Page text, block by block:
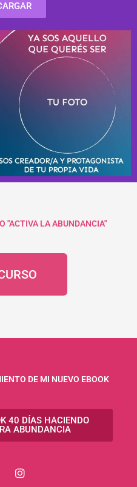
"ACTIVA LA ABUNDANCIA"
DE MI NUEVO EBOOK
40 DÍAS HACIENDO
ABUNDANCIA
n
s